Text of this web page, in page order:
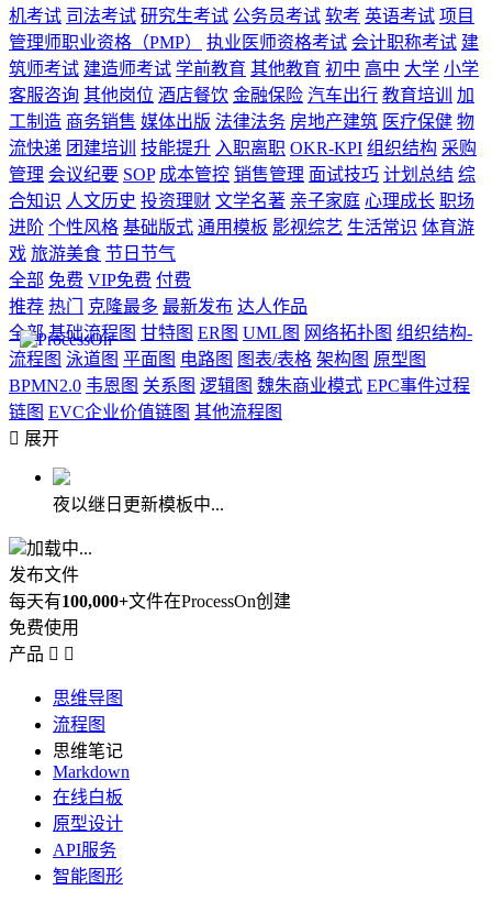
机考试 司法考试 研究生考试 公务员考试 软考 英语考试 项目
管理师职业资格（PMP）
执业医师资格考试 会计职称考试 建
筑师考试 建造师考试 学前教育 其他教育 初中 高中 大学 小学
客服咨询 其他岗位 酒店餐饮 金融保险 汽车出行 教育培训
加
工制造 商务销售 媒体出版 法律法务 房地产建筑 医疗保健 物
流快递 团建培训 技能提升 入职离职 OKR-KPI 组织结构 采购
管理 会议纪要 SOP 成本管控 销售管理 面试技巧 计划总结 综
合知识 人文历史 投资理财 文学名著 亲子家庭 心理成长 职场
进阶 个性风格 基础版式 通用模板 影视综艺 生活常识 体育游
戏 旅游美食 节日节气
全部 免费 VIP免费 付费
推荐 热门 克隆最多 最新发布 达人作品
全部 基础流程图 甘特图 ER图 UML图 网络拓扑图 组织结构-
流程图 泳道图 平面图 电路图 图表/表格 架构图 原型图
BPMN2.0 韦恩图 关系图 逻辑图 魏朱商业模式 EPC事件过程
链图 EVC企业价值链图 其他流程图
 展开
夜以继日更新模板中...
加载中...
发布文件
每天有100,000+文件在ProcessOn创建
免费使用
产品  
思维导图
流程图
思维笔记
Markdown
在线白板
原型设计
API服务
智能图形